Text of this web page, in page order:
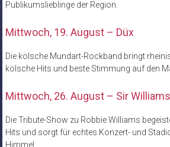
Publikumslieblinge der Region.
Mittwoch, 19. August – Düx
Die kölsche Mundart-Rockband bringt
kölsche Hits und beste Stimmung auf den
Mittwoch, 26. August – Sir Williams
Die Tribute-Show zu Robbie Williams
Hits und sorgt für echtes Konzert- und
Himmel.